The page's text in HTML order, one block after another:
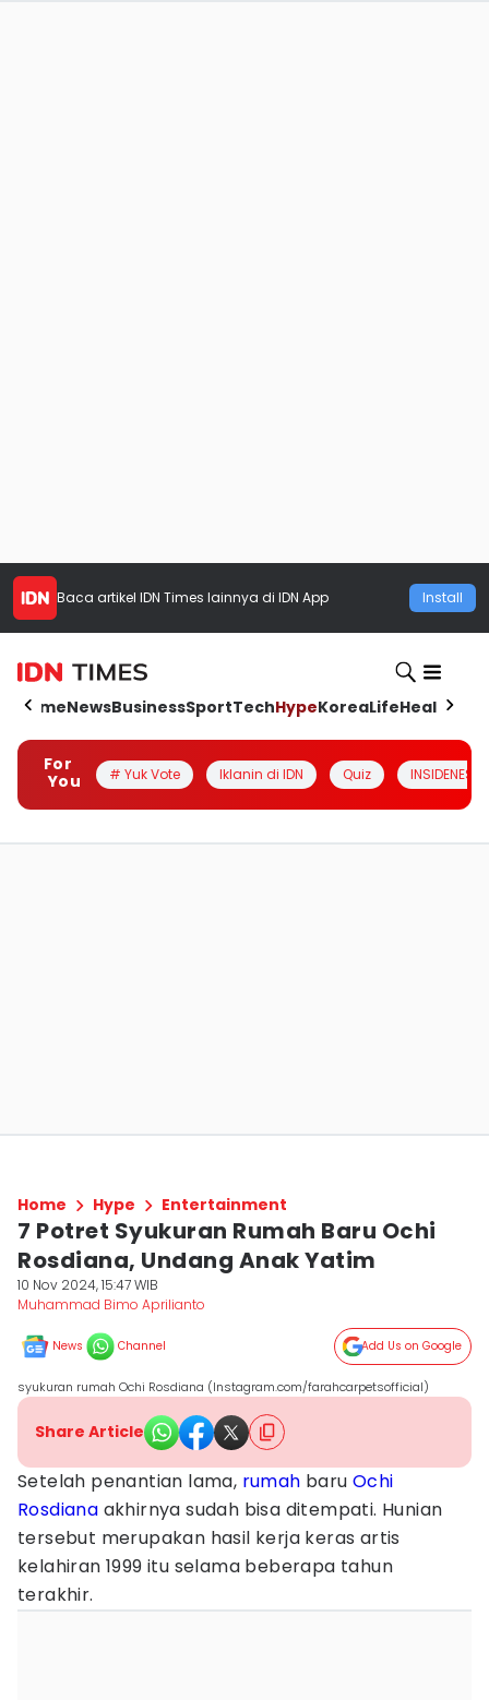
Baca artikel IDN Times lainnya di IDN App Install
HomeNewsBusinessSportTechHypeKoreaLifeHealth
For
You
# Yuk Vote Iklanin di IDN Quiz INSIDENESIA
Home Hype Entertainment
7 Potret Syukuran Rumah Baru Ochi
Rosdiana, Undang Anak Yatim
10 Nov 2024, 15:47 WIB
Muhammad Bimo Aprilianto
News Channel Add Us on Google
syukuran rumah Ochi Rosdiana (Instagram.com/farahcarpetsofficial)
Share Article
Setelah penantian lama, rumah baruOchi
Rosdiana akhirnya sudah bisa ditempati. Hunian
tersebut merupakan hasil kerja keras artis
kelahiran 1999 itu selama beberapa tahun
terakhir.